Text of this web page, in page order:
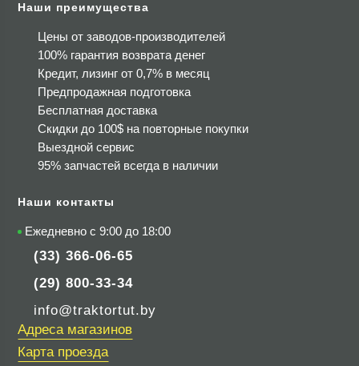
Наши преимущества
Цены от заводов-производителей
100% гарантия возврата денег
Кредит, лизинг от 0,7% в месяц
Предпродажная подготовка
Бесплатная доставка
Скидки до 100$ на повторные покупки
Выездной сервис
95% запчастей всегда в наличии
Наши контакты
Ежедневно с 9:00 до 18:00
(33) 366-06-65
(29) 800-33-34
info@traktortut.by
Адреса магазинов
Карта проезда